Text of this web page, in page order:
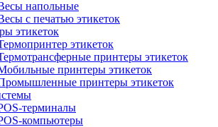
напольные
с печатью этикеток
этикеток
этикеток
принтеры этикеток
принтеры этикеток
принтеры этикеток
терминалы
компьютеры